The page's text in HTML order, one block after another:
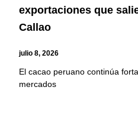
exportaciones que
Callao
julio 8, 2026
El cacao peruano continúa
mercados